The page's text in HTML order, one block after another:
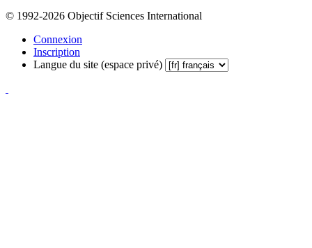
© 1992-2026 Objectif Sciences International
Connexion
Inscription
Langue du site (espace privé)